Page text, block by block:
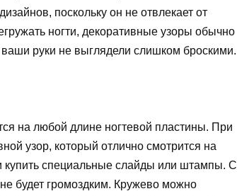
поскольку он не отвлекает от
ногти, декоративные узоры обычно
ваши руки не выглядели слишком броскими.
на любой длине ногтевой пластины. При
узор, который отлично смотрится на
специальные слайды или штампы. С
будет громоздким. Кружево можно